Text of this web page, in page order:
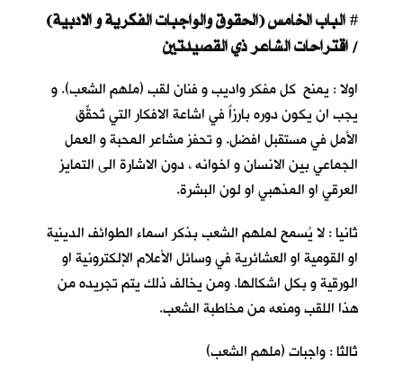
# الباب الخامس (الحقوق والواجبات الفكرية و الادبية)
/ اقتراحات الشاعر ذي القصيدتين
اولا : يمنح كل مفكر واديب و فنان لقب (ملهم الشعب). و
يجب ان يكون دوره بارزاً في اشاعة الافكار التي تُحقِّق
الأمل في مستقبل افضل. و تحفز مشاعر المحبة و العمل
الجماعي بين الانسان و اخوانه ، دون الاشارة الى التمايز
العرقي او المذهبي او لون البشرة.
ثانيا : لا يُسمح لملهم الشعب بذكر اسماء الطوائف الدينية
او القومية او العشائرية في وسائل الأعلام الإلكترونية او
الورقية و بكل اشكالها. ومن يخالف ذلك يتم تجريده من
هذا اللقب ومنعه من مخاطبة الشعب.
ثالثا : واجبات (ملهم الشعب)